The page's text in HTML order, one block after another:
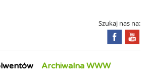
Szukaj nas na:
Archiwalna WWW